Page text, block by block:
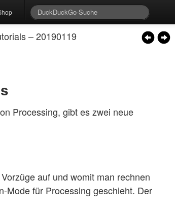
– 20190119
Processing, gibt es zwei neue
auf und womit man rechnen
Mode für Processing geschieht. Der